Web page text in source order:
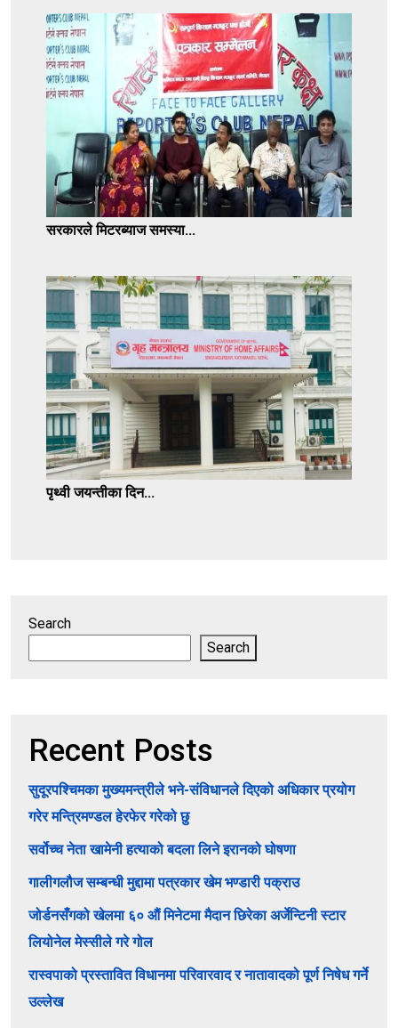
सरकारले मिटरब्याज समस्या...
पृथ्वी जयन्तीका दिन...
Search
Search
Recent Posts
सुदूरपश्चिमका मुख्यमन्त्रीले भने-संविधानले दिएको अधिकार प्रयोग
गरेर मन्त्रिमण्डल हेरफेर गरेको छु
सर्वोच्च नेता खामेनी हत्याको बदला लिने इरानको घोषणा
गालीगलौज सम्बन्धी मुद्दामा पत्रकार खेम भण्डारी पक्राउ
जोर्डनसँगको खेलमा ६० औं मिनेटमा मैदान छिरेका अर्जेन्टिनी स्टार
लियोनेल मेस्सीले गरे गोल
रास्वपाको प्रस्तावित विधानमा परिवारवाद र नातावादको पूर्ण निषेध गर्ने
उल्लेख